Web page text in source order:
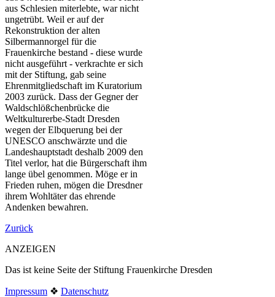
aus Schlesien miterlebte, war nicht
ungetrübt. Weil er auf der
Rekonstruktion der alten
Silbermannorgel für die
Frauenkirche bestand - diese wurde
nicht ausgeführt - verkrachte er sich
mit der Stiftung, gab seine
Ehrenmitgliedschaft im Kuratorium
2003 zurück. Dass der Gegner der
Waldschlößchenbrücke die
Weltkulturerbe-Stadt Dresden
wegen der Elbquerung bei der
UNESCO anschwärzte und die
Landeshauptstadt deshalb 2009 den
Titel verlor, hat die Bürgerschaft ihm
lange übel genommen. Möge er in
Frieden ruhen, mögen die Dresdner
ihrem Wohltäter das ehrende
Andenken bewahren.
Zurück
ANZEIGEN
Das ist keine Seite der Stiftung Frauenkirche Dresden
Impressum ❖ Datenschutz